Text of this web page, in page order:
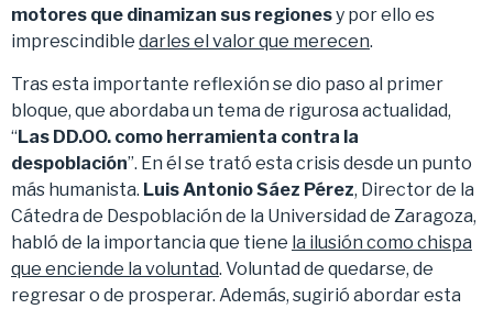
motores que dinamizan sus regionesy por ello es
imprescindible darles el valor que merecen.
Tras esta importante reflexión se dio paso al primer
bloque, que abordaba un tema de rigurosa actualidad,
“Las DD.OO. como herramienta contra la
despoblación”. En él se trató esta crisis desde un punto
más humanista. Luis Antonio Sáez Pérez, Director de la
Cátedra de Despoblación de la Universidad de Zaragoza,
habló de la importancia que tiene la ilusión como chispa
que enciende la voluntad. Voluntad de quedarse, de
regresar o de prosperar. Además, sugirió abordar esta